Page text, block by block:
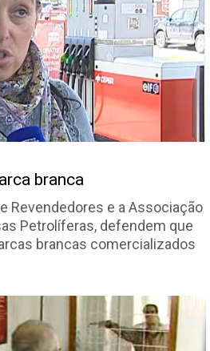
branca
Revendedores e a Associação
Petrolíferas, defendem que
brancas comercializados